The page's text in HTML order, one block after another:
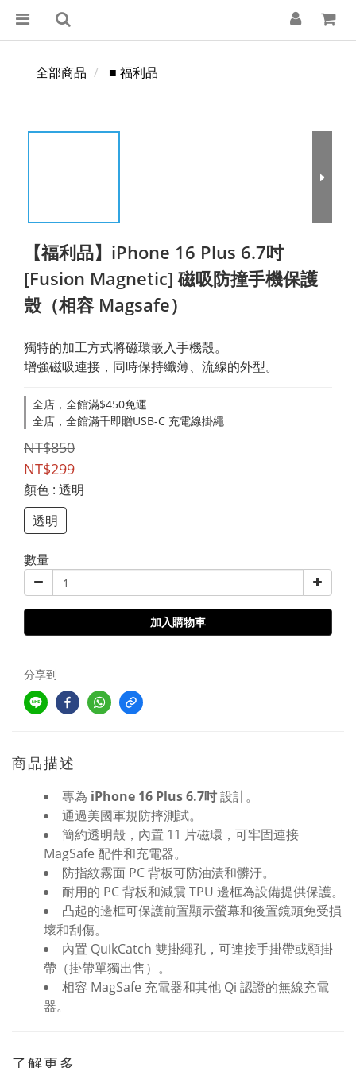
全部商品 ■ 福利品
【福利品】iPhone 16 Plus 6.7吋
[Fusion Magnetic] 磁吸防撞手機保護
殼（相容 Magsafe）
獨特的加工方式將磁環嵌入手機殼。
增強磁吸連接，同時保持纖薄、流線的外型。
全店，全館滿$450免運
全店，全館滿千即贈USB-C 充電線掛繩
NT$850
NT$299
顏色 : 透明
透明
數量
加入購物車
分享到
商品描述
專為 iPhone 16 Plus 6.7吋設計。
通過美國軍規防摔測試。
簡約透明殼，內置 11 片磁環，可牢固連接
MagSafe 配件和充電器。
防指紋霧面 PC 背板可防油漬和髒汙。
耐用的 PC 背板和減震 TPU 邊框為設備提供保護。
凸起的邊框可保護前置顯示螢幕和後置鏡頭免受損
壞和刮傷。
內置 QuikCatch 雙掛繩孔，可連接手掛帶或頸掛
帶（掛帶單獨出售）。
相容 MagSafe 充電器和其他 Qi 認證的無線充電
器。
了解更多